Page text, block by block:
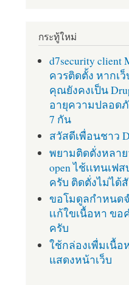
กระทู้ใหม่
d7security client
ควรติดตั้ง หากเ
คุณยังคงเป็น
อายุความปลอดภั
7 กัน
สวัสดีเพื่อนชาว
พยามติดตั่งหลาย
open ไช้เเทนเฟ
ครับ ติดตั่งไม่ได้
ขอโมดูลกำหนด
เเก้ใขเนื้อหา ขอ
ครับ
ใช้กล่องเพื่มเนื้อ
แสดงหน้าเว็บ